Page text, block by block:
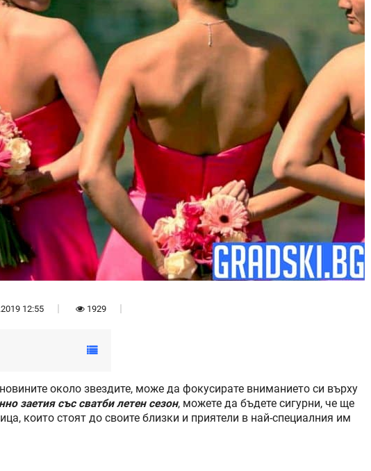
12:55 1929
около звездите, може да фокусирате вниманието си върху
заетия със сватби летен сезон, можете да бъдете сигурни, че ще
които стоят до своите близки и приятели в най-специалния им